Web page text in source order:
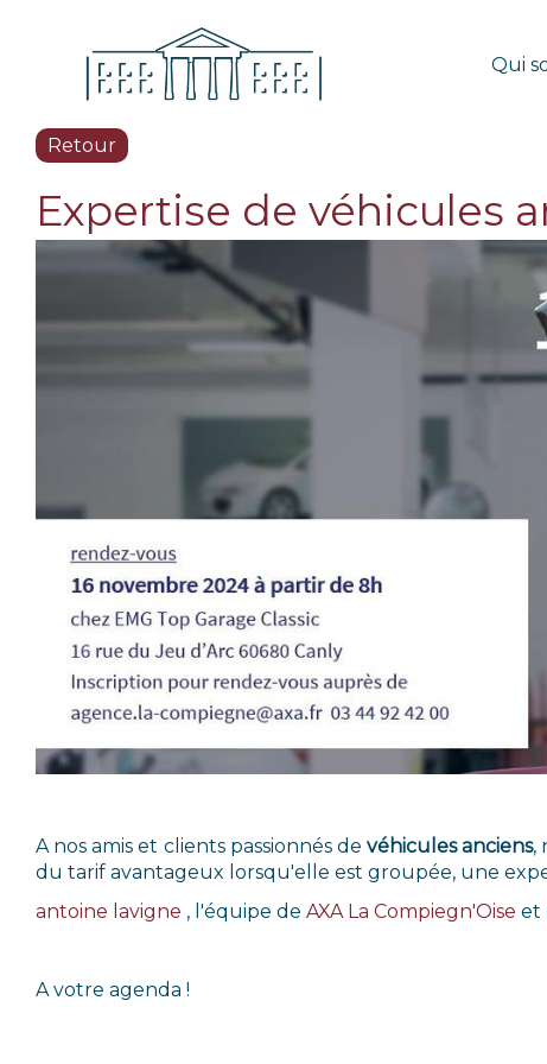
Qui
Retour
Expertise de véhicules
A nos amis et clients passionnés de véhicules anciens,
du tarif avantageux lorsqu'elle est groupée, une
antoine lavigne , l'équipe de AXA La Compiegn'Oise et
A votre agenda !